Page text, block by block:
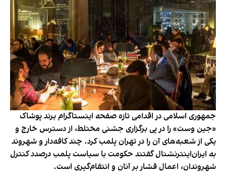
جمهوری اسلامی در اقدامی تازه صفحه اینستاگرام برند پوشاک
«جین وست» را در پی برگزاری جشنی مختلط، از دسترس خارج و
یکی از شعبه‌های آن را در تهران پلمب کرد. چند کافه‌‌دار و شهروند
به ایران‌اینترنشنال گفتند حکومت با سیاست پلمب درصدد کنترل
شهروندان، اعمال فشار بر آنان و انتقام‌گیری است.